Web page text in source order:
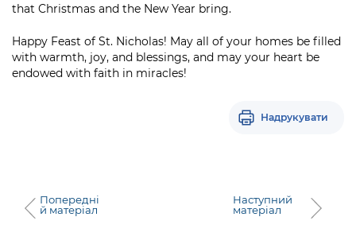
that Christmas and the New Year bring.
Happy Feast of St. Nicholas! May all of your homes be filled
with warmth, joy, and blessings, and may your heart be
endowed with faith in miracles!
Надрукувати
Попередні
й матеріал
Наступний
матеріал